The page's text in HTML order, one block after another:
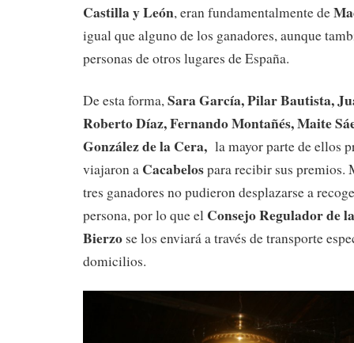
Castillay León, eran fundamentalmente de
igual que alguno de los ganadores, aunque
personas de otros lugares de España.
De esta forma,Sara García, Pilar Bautista,
Roberto Díaz, Fernando Montañés, Maite
González de la Cera, la mayor parte de ellos
viajaron a Cacabelospara recibir sus premios.
tres ganadores no pudieron desplazarse a
persona, por lo que el Consejo Regulador de
Bierzo se los enviará a través de transporte
domicilios.